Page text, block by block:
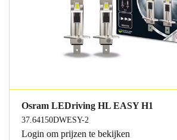
Osram LEDriving HL EASY H1
37.64150DWESY-2
Login om prijzen te bekijken